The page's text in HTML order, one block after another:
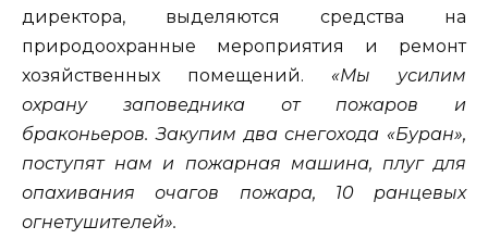
директора, выделяются средства на
природоохранные мероприятия и ремонт
хозяйственных помещений. «Мы усилим
охрану заповедника от пожаров и
браконьеров. Закупим два снегохода «Буран»,
поступят нам и пожарная машина, плуг для
опахивания очагов пожара, 10 ранцевых
огнетушителей».